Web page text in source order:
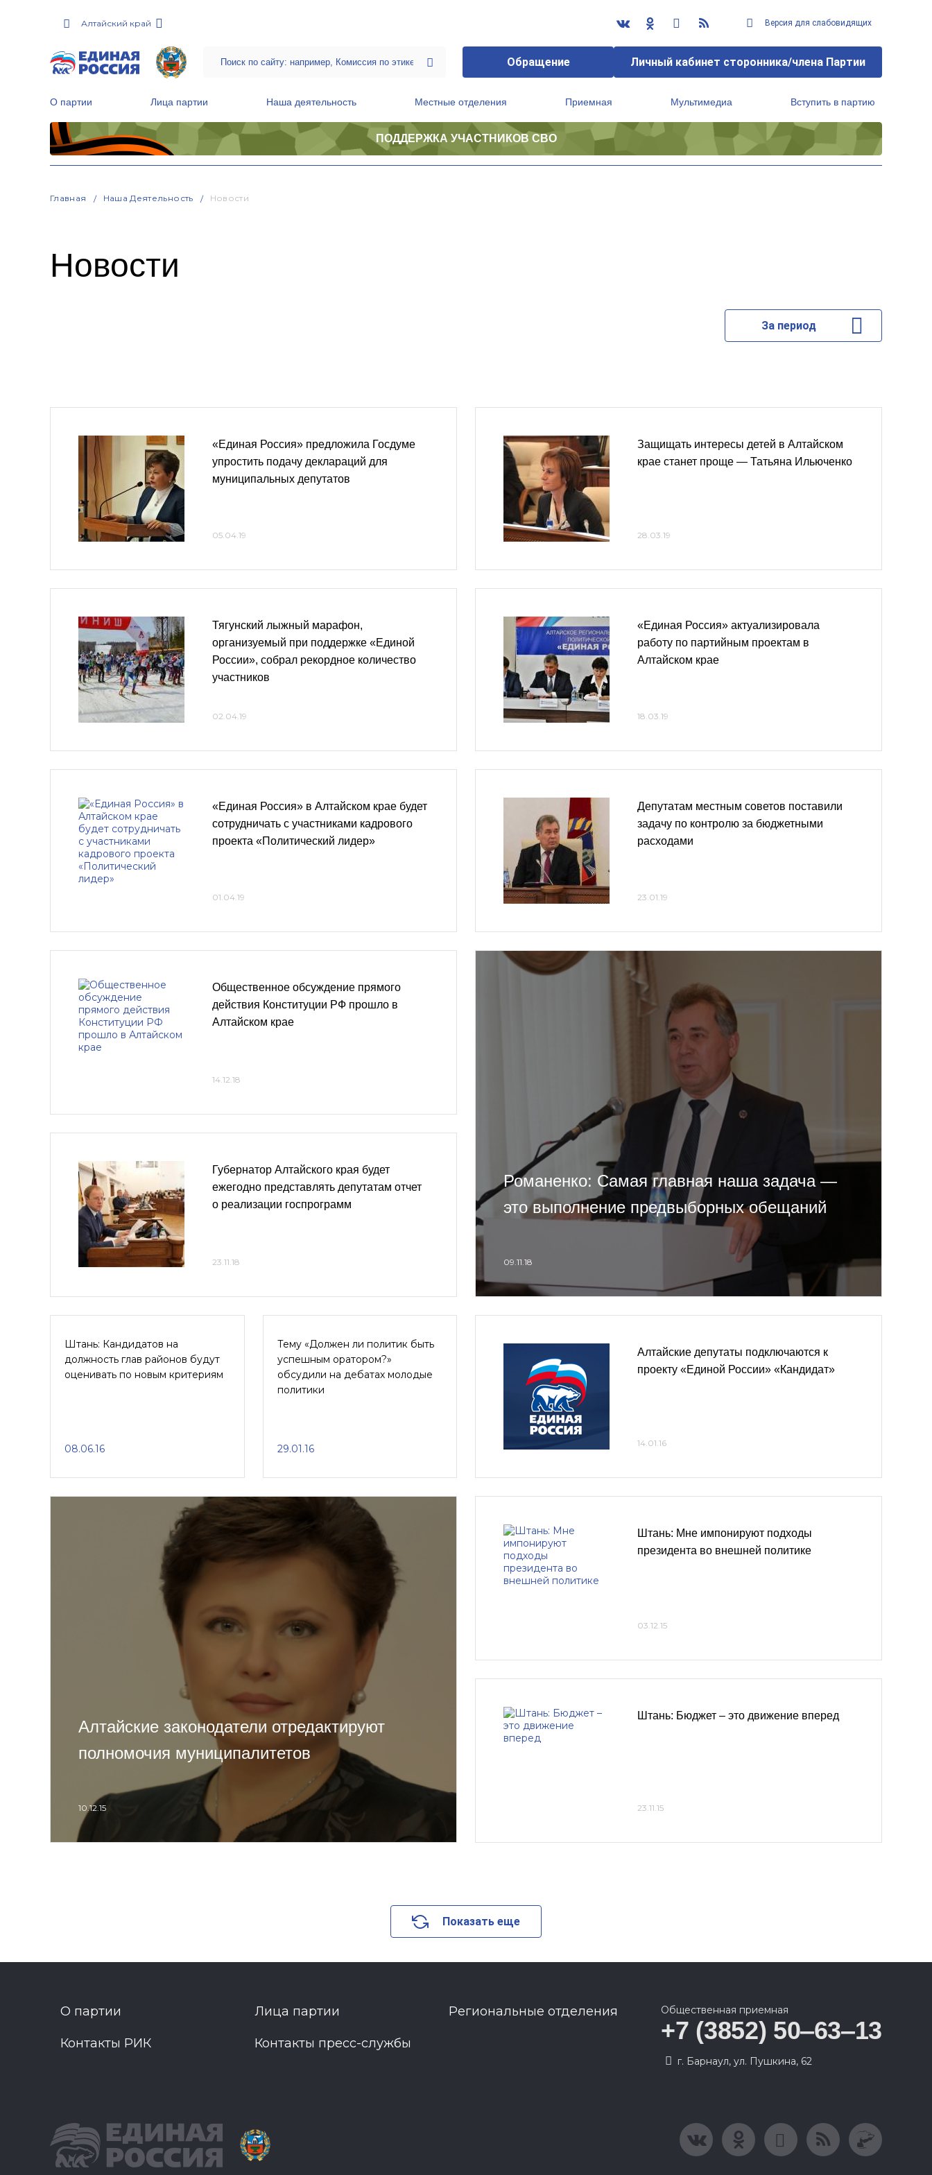
Алтайский край Версия для слабовидящих
Обращение Личный кабинет сторонника/члена Партии
О партии Лица партии Наша деятельность Местные отделения Приемная Мультимедиа Вступить в партию
ПОДДЕРЖКА УЧАСТНИКОВ СВО
Главная Наша Деятельность Новости
Новости
За период
«Единая Россия» предложила Госдуме
упростить подачу деклараций для
муниципальных депутатов
05.04.19
Тягунский лыжный марафон,
организуемый при поддержке «Единой
России», собрал рекордное количество
участников
02.04.19
«Единая Россия» в Алтайском крае будет
сотрудничать с участниками кадрового
проекта «Политический лидер»
01.04.19
Защищать интересы детей в Алтайском
крае станет проще — Татьяна Ильюченко
28.03.19
«Единая Россия» актуализировала
работу по партийным проектам в
Алтайском крае
18.03.19
Депутатам местным советов поставили
задачу по контролю за бюджетными
расходами
23.01.19
Общественное обсуждение прямого
действия Конституции РФ прошло в
Алтайском крае
14.12.18
Губернатор Алтайского края будет
ежегодно представлять депутатам отчет
о реализации госпрограмм
23.11.18
Романенко: Самая главная наша задача —
это выполнение предвыборных обещаний
09.11.18
Штань: Кандидатов на
должность глав районов будут
оценивать по новым критериям
08.06.16
Тему «Должен ли политик быть
успешным оратором?»
обсудили на дебатах молодые
политики
29.01.16
Алтайские депутаты подключаются к
проекту «Единой России» «Кандидат»
14.01.16
Алтайские законодатели отредактируют
полномочия муниципалитетов
10.12.15
Штань: Мне импонируют подходы
президента во внешней политике
03.12.15
Штань: Бюджет – это движение вперед
23.11.15
Показать еще
О партии Лица партии Региональные отделения
Контакты РИК Контакты пресс-службы
Общественная приемная
+7 (3852) 50‒63‒13
г. Барнаул, ул. Пушкина, 62